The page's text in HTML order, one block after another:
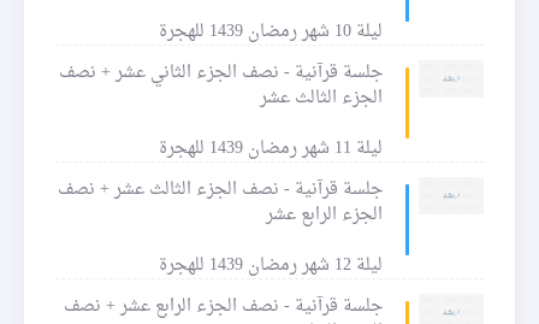
ليلة 10 شهر رمضان 1439 للهجرة
جلسة قرآنية - نصف الجزء الثاني عشر + نصف
الجزء الثالث عشر
ليلة 11 شهر رمضان 1439 للهجرة
جلسة قرآنية - نصف الجزء الثالث عشر + نصف
الجزء الرابع عشر
ليلة 12 شهر رمضان 1439 للهجرة
جلسة قرآنية - نصف الجزء الرابع عشر + نصف